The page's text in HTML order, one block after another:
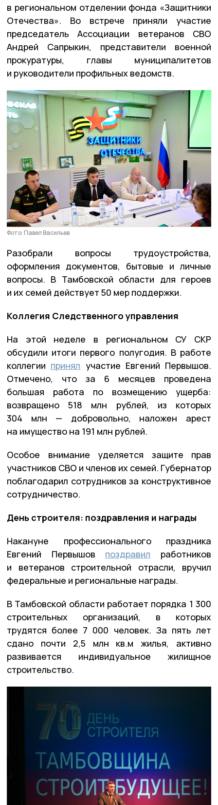
в региональном отделении фонда «Защитники
Отечества». Во встрече приняли участие
председатель Ассоциации ветеранов СВО
Андрей Сапрыкин, представители военной
прокуратуры, главы муниципалитетов
и руководители профильных ведомств.
Фото: Павел Васильев
Разобрали вопросы трудоустройства,
оформления документов, бытовые и личные
вопросы. В Тамбовской области для героев
и их семей действует 50 мер поддержки.
Коллегия Следственного управления
На этой неделе в региональном СУ СКР
обсудили итоги первого полугодия. В работе
коллегии принял участие Евгений Первышов.
Отмечено, что за 6 месяцев проведена
большая работа по возмещению ущерба:
возвращено 518 млн рублей, из которых
304 млн — добровольно, наложен арест
на имущество на 191 млн рублей.
Особое внимание уделяется защите прав
участников СВО и членов их семей. Губернатор
поблагодарил сотрудников за конструктивное
сотрудничество.
День строителя: поздравления и награды
Накануне профессионального праздника
Евгений Первышов поздравил работников
и ветеранов строительной отрасли, вручил
федеральные и региональные награды.
В Тамбовской области работает порядка 1 300
строительных организаций, в которых
трудятся более 7 000 человек. За пять лет
сдано почти 2,5 млн кв.м жилья, активно
развивается индивидуальное жилищное
строительство.